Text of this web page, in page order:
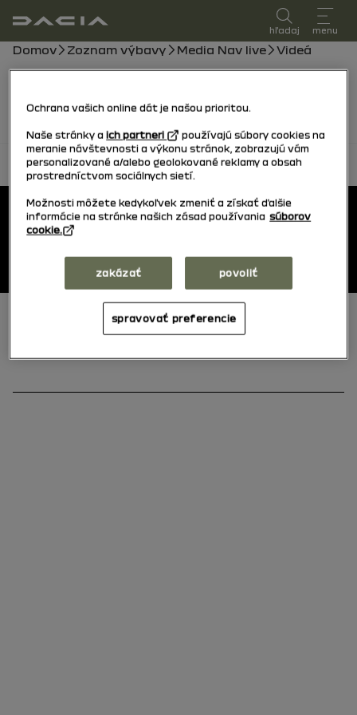
používateľská príručka
hľadaj menu
Navigačný reťazec
Domov Zoznam výbavy Media Nav live Videá
naspäť hore
pätka
Používateľské príručky
Päta (dolná)
Ochrana vašich online dát je našou prioritou.
Naše stránky a ich partneri
používajú súbory cookies na
meranie návštevnosti a výkonu stránok, zobrazujú vám
personalizované a/alebo geolokované reklamy a obsah
prostredníctvom sociálnych sietí.
Možnosti môžete kedykoľvek zmeniť a získať ďalšie
informácie na stránke našich zásad používania súborov
cookie.
zakázať povoliť
spravovať preferencie